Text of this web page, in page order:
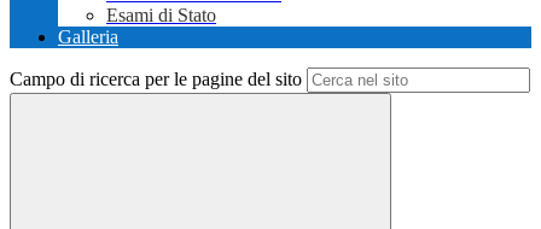
Esami di Stato
Galleria
Campo di ricerca per le pagine del sito